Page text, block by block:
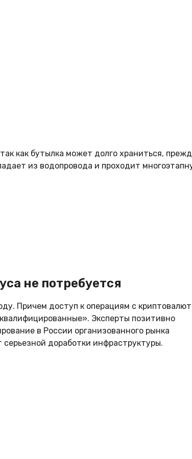
как бутылка может долго храниться,
из водопровода и проходит
не потребуется
Причем доступ к операциям с
Эксперты позитивно
в России организованного рынка
доработки инфраструктуры.